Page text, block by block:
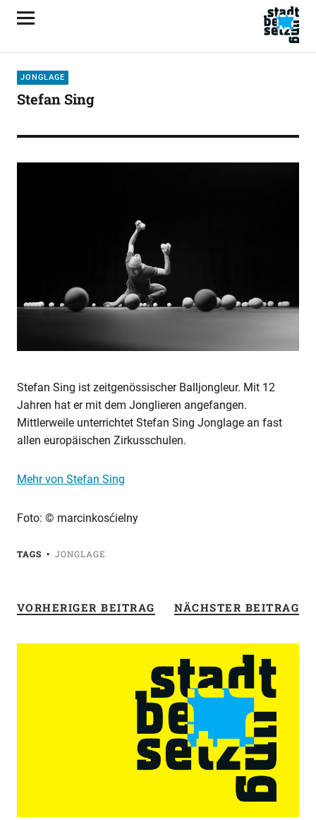
JONGLAGE
Stefan Sing
Stefan Sing ist zeitgenössischer Balljongleur. Mit 12
Jahren hat er mit dem Jonglieren angefangen.
Mittlerweile unterrichtet Stefan Sing Jonglage an fast
allen europäischen Zirkusschulen.
Mehr von Stefan Sing
Foto: © marcinkosćielny
TAGS JONGLAGE
VORHERIGER BEITRAG NÄCHSTER BEITRAG